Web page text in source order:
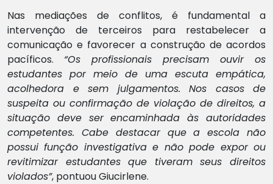
Nas mediações de conflitos, é fundamental a
intervenção de terceiros para restabelecer a
comunicação e favorecer a construção de acordos
pacíficos. “Os profissionais precisam ouvir os
estudantes por meio de uma escuta empática,
acolhedora e sem julgamentos. Nos casos de
suspeita ou confirmação de violação de direitos, a
situação deve ser encaminhada às autoridades
competentes. Cabe destacar que a escola não
possui função investigativa e não pode expor ou
revitimizar estudantes que tiveram seus direitos
violados”, pontuou Giucirlene.